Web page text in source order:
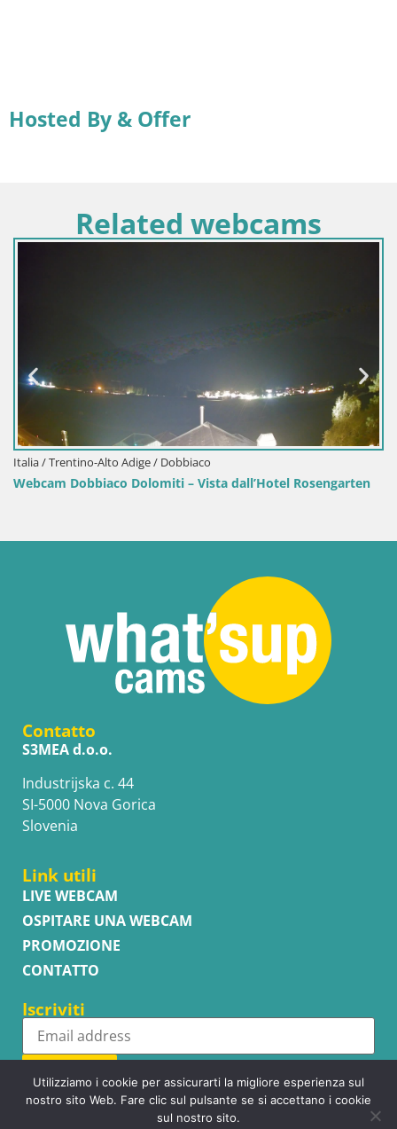
Hosted By & Offer
Related webcams
Italia / Trentino-Alto Adige / Dobbiaco
Webcam Dobbiaco Dolomiti – Vista dall’Hotel Rosengarten
Contatto
S3MEA d.o.o.
Industrijska c. 44
SI-5000 Nova Gorica
Slovenia
Link utili
LIVE WEBCAM
OSPITARE UNA WEBCAM
PROMOZIONE
CONTATTO
Iscriviti
Subscribe
Utilizziamo i cookie per assicurarti la migliore esperienza sul
nostro sito Web. Fare clic sul pulsante se si accettano i cookie
sul nostro sito.